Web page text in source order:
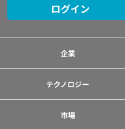
ログイン
企業
テクノロジー
市場